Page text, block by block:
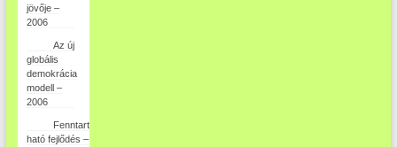
jövője –
2006
Az új
globális
demokrácia
modell –
2006
Fenntart
ható fejlődés –